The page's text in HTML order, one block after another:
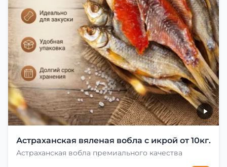
Астраханская вяленая вобла с икрой от 10кг.
Астраханская вобла премиального качества